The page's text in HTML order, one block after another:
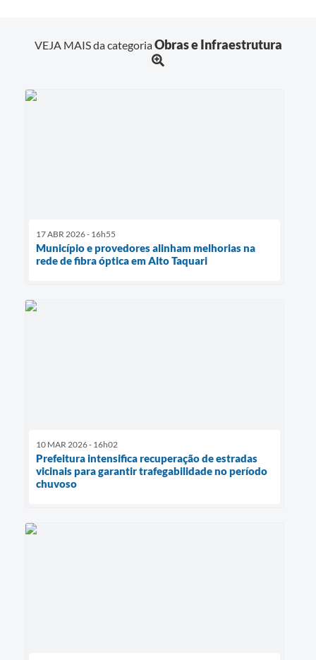
VEJA MAIS da categoriaObras e Infraestrutura
17 ABR 2026 - 16h55
Município e provedores alinham melhorias na
rede de fibra óptica em Alto Taquari
10 MAR 2026 - 16h02
Prefeitura intensifica recuperação de estradas
vicinais para garantir trafegabilidade no período
chuvoso